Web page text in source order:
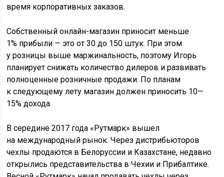
время корпоративных заказов.
Собственный онлайн-магазин приносит меньше
1% прибыли — это от 30 до 150 штук. При этом
у розницы выше маржинальность, поэтому Игорь
планирует снижать количество дилеров и развивать
полноценные розничные продажи. По планам
к следующему лету магазин должен приносить 10—
15% дохода.
В середине 2017 года «Рутмарк» вышел
на международный рынок. Через дистрибьюторов
чехлы продаются в Белоруссии и Казахстане, недавно
открылись представительства в Чехии и Прибалтике.